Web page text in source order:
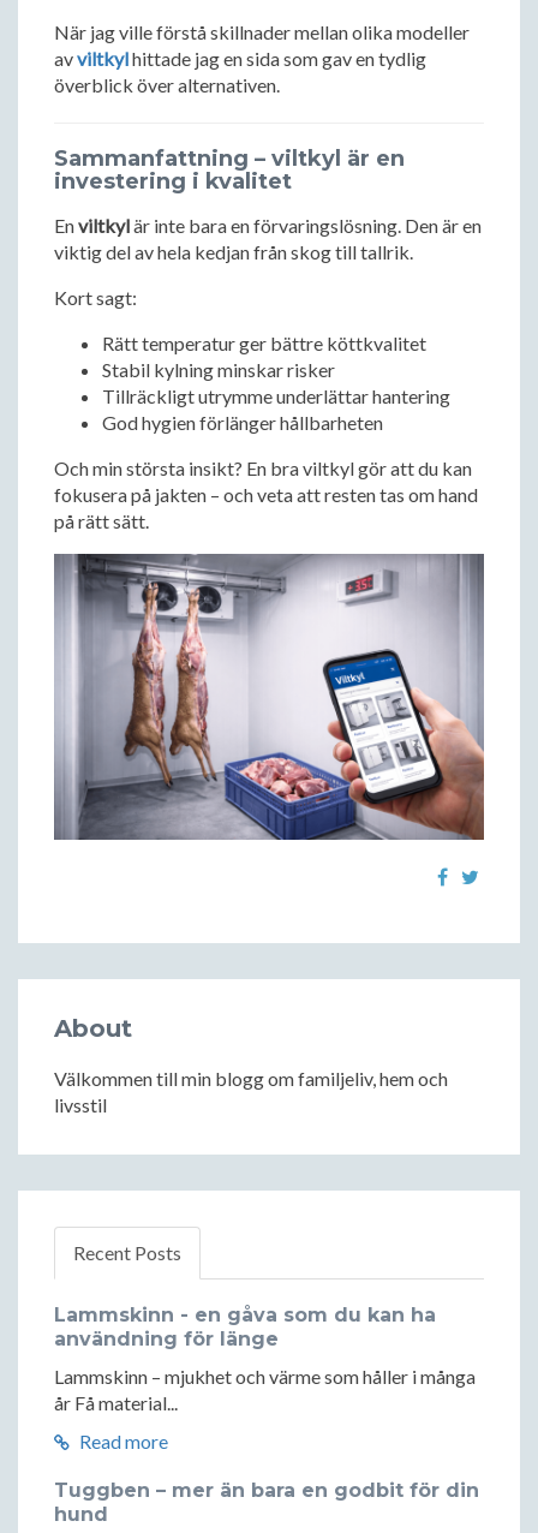
När jag ville förstå skillnader mellan olika modeller
avviltkylhittade jag en sida som gav en tydlig
överblick över alternativen.
Sammanfattning – viltkyl är en
investering i kvalitet
Enviltkylär inte bara en förvaringslösning. Den är en
viktig del av hela kedjan från skog till tallrik.
Kort sagt:
Rätt temperatur ger bättre köttkvalitet
Stabil kylning minskar risker
Tillräckligt utrymme underlättar hantering
God hygien förlänger hållbarheten
Och min största insikt? En bra viltkyl gör att du kan
fokusera på jakten – och veta att resten tas om hand
på rätt sätt.
About
Välkommen till min blogg om familjeliv, hem och
livsstil
Recent Posts
Lammskinn - en gåva som du kan ha
användning för länge
Lammskinn – mjukhet och värme som håller i många
år Få material...
Read more
Tuggben – mer än bara en godbit för din
hund